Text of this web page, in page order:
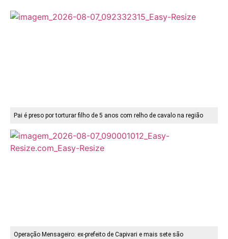
Pai é preso por torturar filho de 5 anos com relho de cavalo na região
Operação Mensageiro: ex-prefeito de Capivari e mais sete são